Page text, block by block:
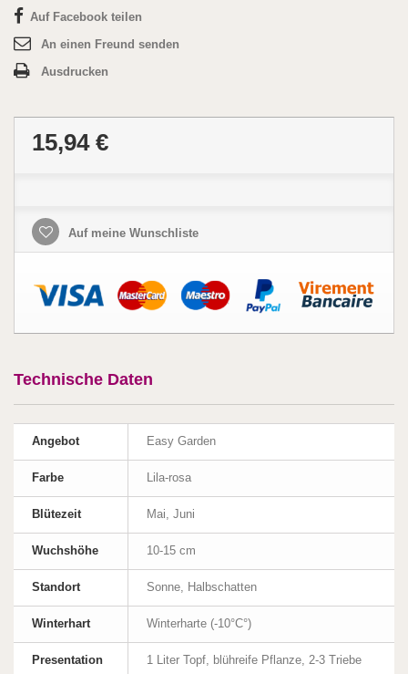
Auf Facebook teilen
An einen Freund senden
Ausdrucken
15,94 €
Auf meine Wunschliste
Technische Daten
Angebot Easy Garden
Farbe Lila-rosa
Blütezeit Mai, Juni
Wuchshöhe 10-15 cm
Standort Sonne, Halbschatten
Winterhart Winterharte (-10°C°)
Presentation 1 Liter Topf, blühreife Pflanze, 2-3 Triebe